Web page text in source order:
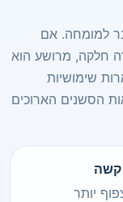
למומחה. אם
חלקה, מרושע הוא
שימושיות
הסשנים הארוכים
קשה
יותר